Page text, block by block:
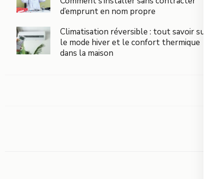
d’emprunt en nom propre
Climatisation réversible : tout savoir sur
le mode hiver et le confort thermique
dans la maison